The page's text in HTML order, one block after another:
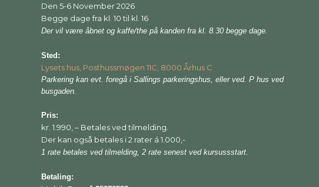
Den 5-6 November 2026
Begge dage fra kl. 10 til kl. 16
Der vil være åbnet og kaffe/the på kanden fra kl. 8.30 begge dage.
Sted:
Lysets hus, Posthussmøgen 11C, 8000 Århus C
Parkering kan evt. foregå i Sallings parkeringshus, eller ved. P hus ved
busgaden.
Pris:
kr. 1.990, – Betales ved tilmelding.
Der kan også betales i 2 rater á 1.000,-
1 rate betales ved tilmelding, 2 rate senest ved kursussstart.
Betaling: